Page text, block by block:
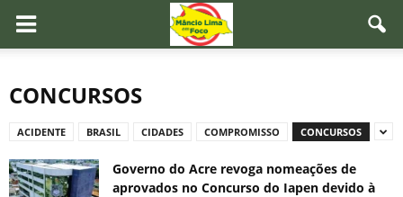
CONCURSOS
ACIDENTE BRASIL CIDADES COMPROMISSO CONCURSOS
Governo do Acre revoga nomeações de
aprovados no Concurso do Iapen devido à